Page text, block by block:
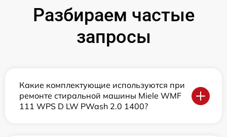
Разбираем частые
запросы
Какие комплектующие используются при
ремонте стиральной машины Miele WMF
111 WPS D LW PWash 2.0 1400?